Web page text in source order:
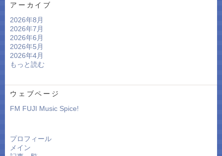
アーカイブ
2026年8月
2026年7月
2026年6月
2026年5月
2026年4月
もっと読む
ウェブページ
FM FUJI Music Spice!
プロフィール
メイン